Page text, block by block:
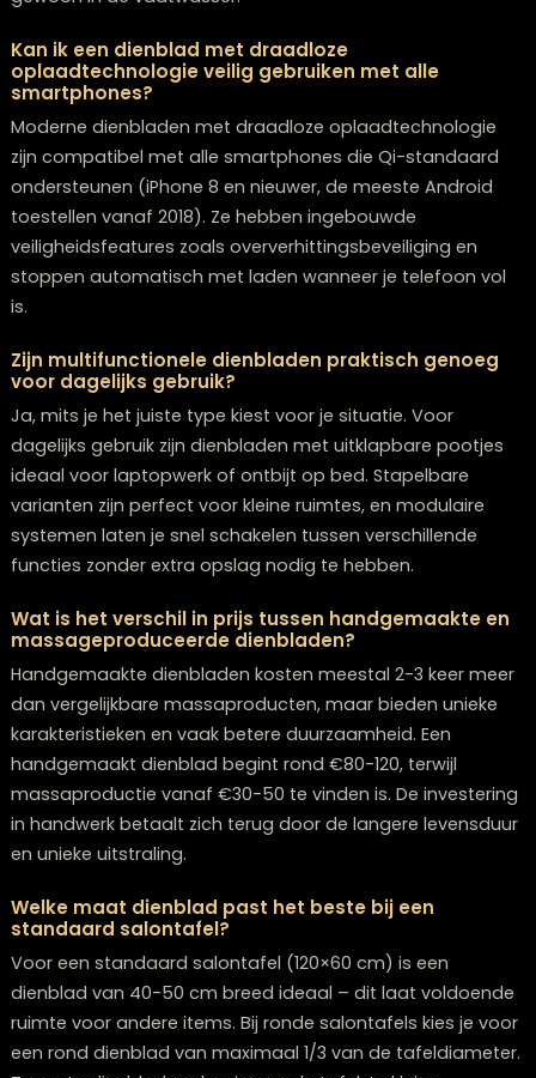
Belangrijkste takeaways: dienblad
2026
De dienbladtrends van 2026 tonen een onmiskenbare
beweging richting **doordachte beslissingen** die
elegant als ethisch verantwoord zijn. Duurzaamheid
centraal, waarbij vernieuwende materialen zoals
biocomposieten en hergebruikt hout de standaard
vormen zonder afbreuk te doen aan schoonheid.
Veelzijdigheid blijft een kernbegrip, met dienbladen die
moeiteloos transformeren van een decoratief object
een praktisch gebruiksvoorwerp. Het design wordt
beïnvloed door minimalisme, maar krijgt een warme
uitstraling dankzij natuurlijke materialen en aardse
kleurnuances.
Bij de selectie van het ideale dienblad is het
je eigen interieurstijl als leidraad te nemen, maar
moedig genoeg om te spelen met contrasterende
elementen voor een unieke, persoonlijke uitstraling.
Bij Lounge Zwolle vind je een met zorg samengestelde
collectie dienbladen die deze trends belichamen. We
adviseren je graag bij het maken van een keuze die
aansluit bij jouw woonwensen, of het nu gaat om een
opvallend pronkstuk voor je salontafel of een
dienblad voor alledaags gebruik. Voor persoonlijk
kun je altijdonze klantenservice voor deskundig
interieuradviesraadplegen.